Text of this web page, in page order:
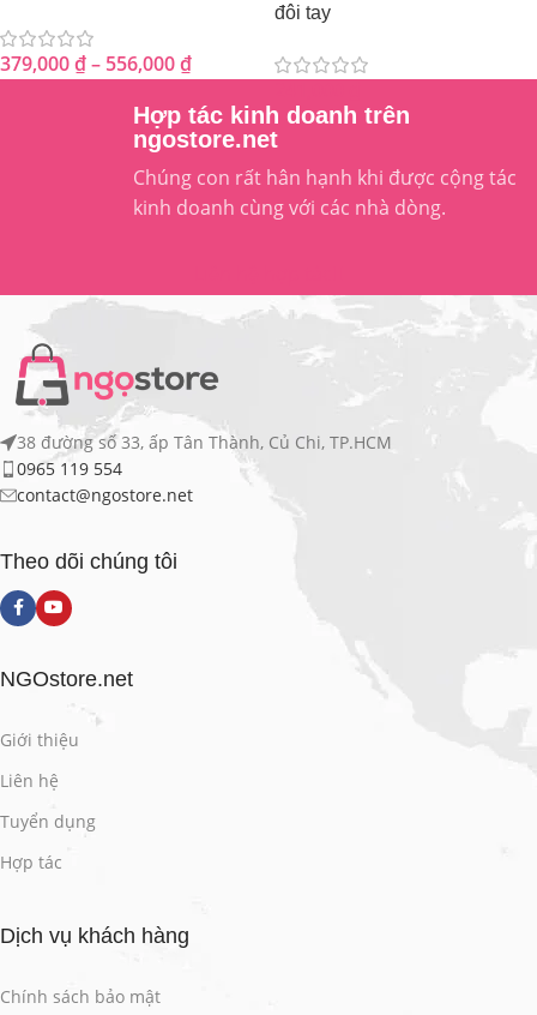
379,000₫– 556,000₫
đôi tay
Hợp tác kinh doanh trên
ngostore.net
Chúng con rất hân hạnh khi được cộng tác
kinh doanh cùng với các nhà dòng.
38 đường số 33, ấp Tân Thành, Củ Chi, TP.HCM
0965 119 554
contact@ngostore.net
Theo dõi chúng tôi
NGOstore.net
Giới thiệu
Liên hệ
Tuyển dụng
Hợp tác
Dịch vụ khách hàng
Chính sách bảo mật